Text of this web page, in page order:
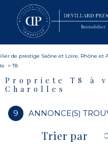
de prestige Saône et Loire, Rhône et
T8
Propriete T8 à
Charolles
9 ANNONCE(S)
Trier par